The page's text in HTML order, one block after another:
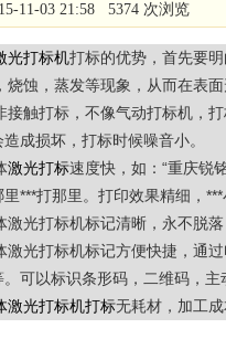
11-03 21:58 5374 次浏览
光打标机打标的优势，首先要
烧蚀，蒸发等现象，从而在表
接触打标，不像气动打标机，
成损坏，打标时候噪音小。
激光打标速度快，如：“重庆锐
***打那里。打印效果精细，***
激光打标机标记清晰，永不脱落
激光打标机标记方便快捷，通
可以标识条形码，二维码，
激光打标机打标无耗材，加工